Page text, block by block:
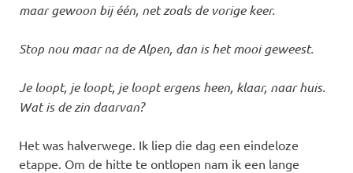
maar gewoon bij één, net zoals de vorige keer.
Stop nou maar na de Alpen, dan is het mooi geweest.
Je loopt, je loopt, je loopt ergens heen, klaar, naar huis.
Wat is de zin daarvan?
Het was halverwege. Ik liep die dag een eindeloze
etappe. Om de hitte te ontlopen nam ik een lange